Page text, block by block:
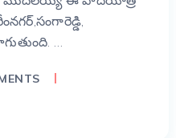
…